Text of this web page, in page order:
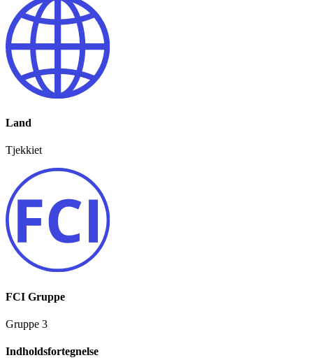
Land
Tjekkiet
FCI Gruppe
Gruppe 3
Indholdsfortegnelse